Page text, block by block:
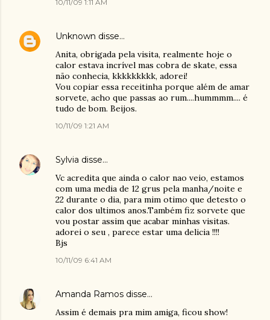
10/11/09 1:11 AM
Unknown disse…
Anita, obrigada pela visita, realmente hoje o
calor estava incrível mas cobra de skate, essa
não conhecia, kkkkkkkkk, adorei!
Vou copiar essa receitinha porque além de amar
sorvete, acho que passas ao rum....hummmm.... é
tudo de bom. Beijos.
10/11/09 1:21 AM
Sylvia disse…
Vc acredita que ainda o calor nao veio, estamos
com uma media de 12 grus pela manha/noite e
22 durante o dia, para mim otimo que detesto o
calor dos ultimos anos.Também fiz sorvete que
vou postar assim que acabar minhas visitas.
adorei o seu , parece estar uma delicia !!!!
Bjs
10/11/09 6:41 AM
Amanda Ramos disse…
Assim é demais pra mim amiga, ficou show!